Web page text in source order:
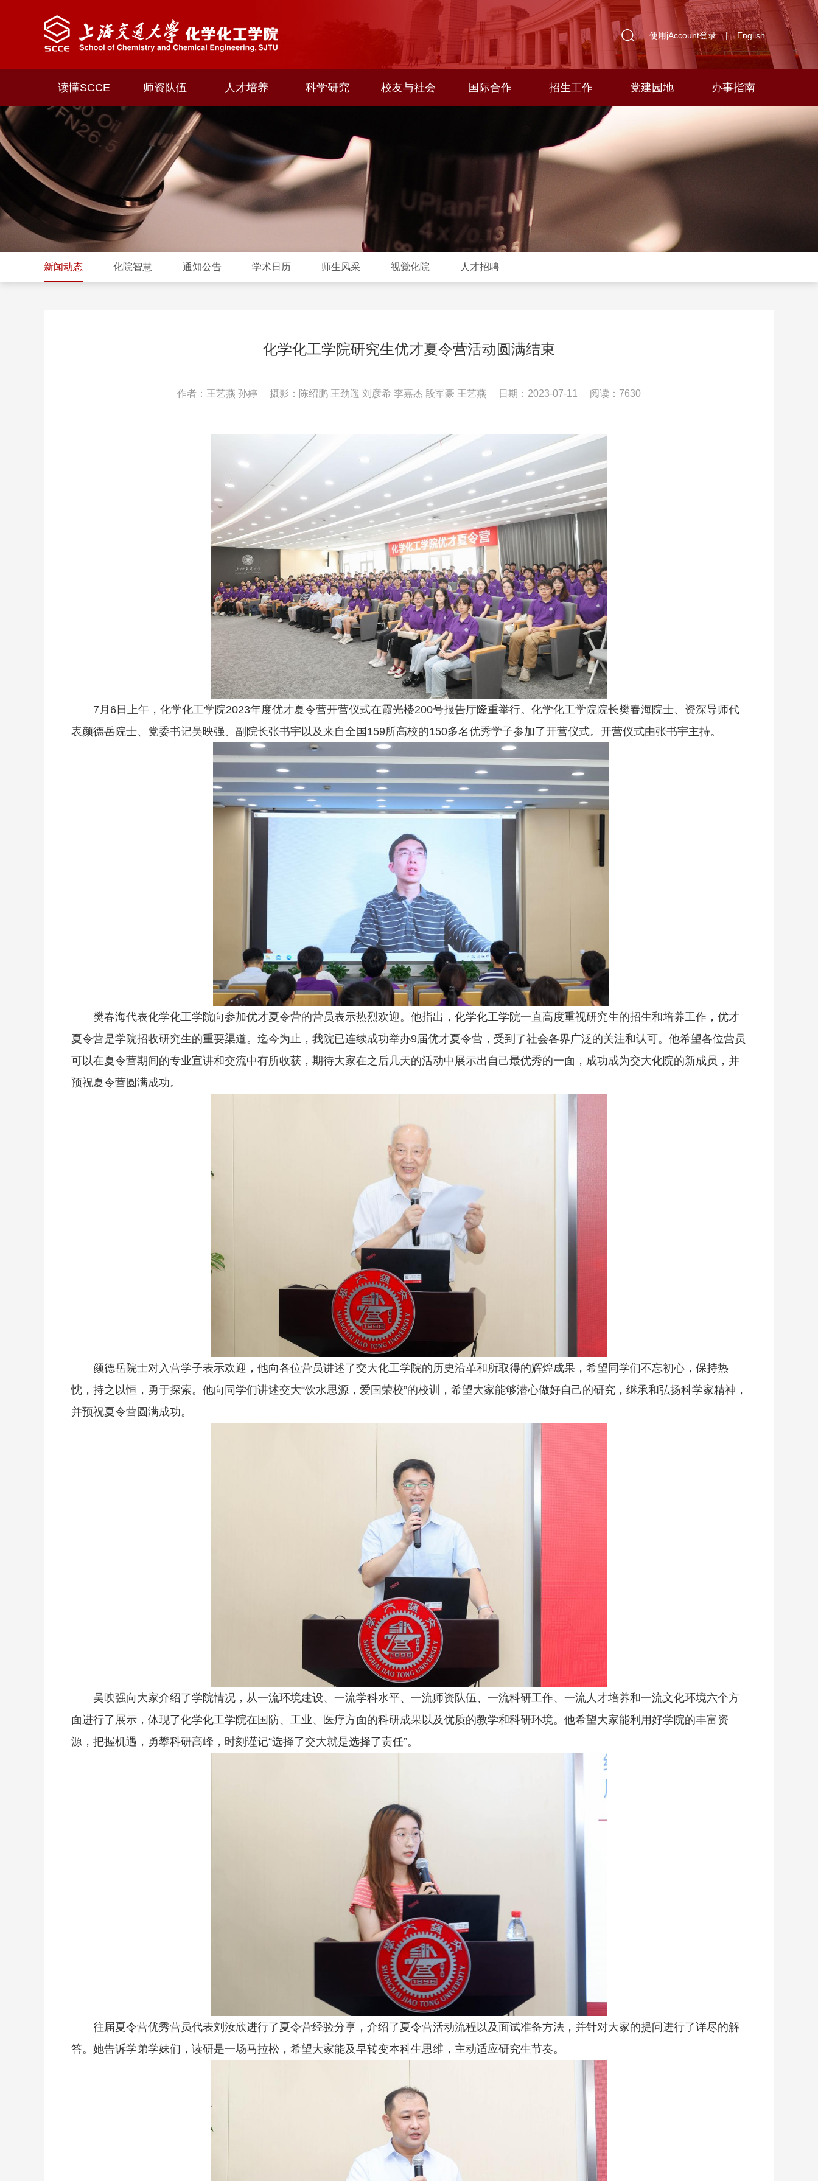
使用jAccount登录 | English
读懂SCCE 师资队伍 人才培养 科学研究 校友与社会 国际合作 招生工作 党建园地 办事指南
新闻动态 化院智慧 通知公告 学术日历 师生风采 视觉化院 人才招聘
化学化工学院研究生优才夏令营活动圆满结束
作者：王艺燕 孙婷 摄影：陈绍鹏 王劲遥 刘彦希 李嘉杰 段军豪 王艺燕 日期：2023-07-11 阅读：7630
7月6日上午，化学化工学院2023年度优才夏令营开营仪式在霞光楼200号报告厅隆重举行。化学化工学院院长樊春海院士、资深导师代
表颜德岳院士、党委书记吴映强、副院长张书宇以及来自全国159所高校的150多名优秀学子参加了开营仪式。开营仪式由张书宇主持。
樊春海代表化学化工学院向参加优才夏令营的营员表示热烈欢迎。他指出，化学化工学院一直高度重视研究生的招生和培养工作，优才
夏令营是学院招收研究生的重要渠道。迄今为止，我院已连续成功举办9届优才夏令营，受到了社会各界广泛的关注和认可。他希望各位营员
可以在夏令营期间的专业宣讲和交流中有所收获，期待大家在之后几天的活动中展示出自己最优秀的一面，成功成为交大化院的新成员，并
预祝夏令营圆满成功。
颜德岳院士对入营学子表示欢迎，他向各位营员讲述了交大化工学院的历史沿革和所取得的辉煌成果，希望同学们不忘初心，保持热
忱，持之以恒，勇于探索。他向同学们讲述交大“饮水思源，爱国荣校”的校训，希望大家能够潜心做好自己的研究，继承和弘扬科学家精神，
并预祝夏令营圆满成功。
吴映强向大家介绍了学院情况，从一流环境建设、一流学科水平、一流师资队伍、一流科研工作、一流人才培养和一流文化环境六个方
面进行了展示，体现了化学化工学院在国防、工业、医疗方面的科研成果以及优质的教学和科研环境。他希望大家能利用好学院的丰富资
源，把握机遇，勇攀科研高峰，时刻谨记“选择了交大就是选择了责任”。
往届夏令营优秀营员代表刘汝欣进行了夏令营经验分享，介绍了夏令营活动流程以及面试准备方法，并针对大家的提问进行了详尽的解
答。她告诉学弟学妹们，读研是一场马拉松，希望大家能及早转变本科生思维，主动适应研究生节奏。